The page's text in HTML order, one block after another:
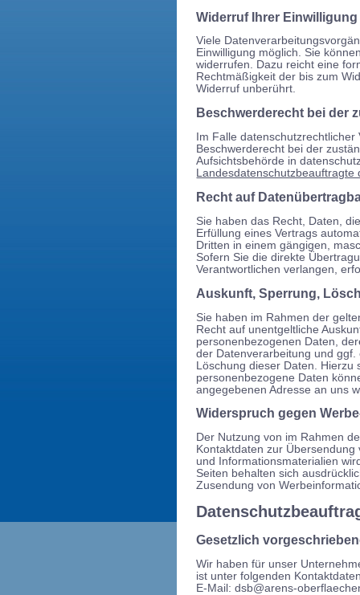
Widerruf Ihrer
Viele
Einwilligung möglich. Sie
widerrufen. Dazu reicht eine
Rechtmäßigkeit der bis zum
Widerruf unberührt.
Beschwerderecht bei der
Im Falle
Beschwerderecht bei der
Aufsichtsbehörde in
Recht auf
Sie haben das Recht, Daten,
Erfüllung eines Vertrags
Dritten in einem gängigen,
Sofern Sie die direkte
Verantwortlichen verlangen,
Auskunft, Sperrung,
Sie haben im Rahmen der
Recht auf unentgeltliche
personenbezogenen Daten,
der Datenverarbeitung und
Löschung dieser Daten.
personenbezogene Daten
angegebenen Adresse an uns
Widerspruch gegen
Der Nutzung von im Rahmen
Kontaktdaten zur
und Informationsmaterialien
Seiten behalten sich
Zusendung von
Gesetzlich
Wir haben für unser
ist unter folgenden
E-Mail: dsb@arens-